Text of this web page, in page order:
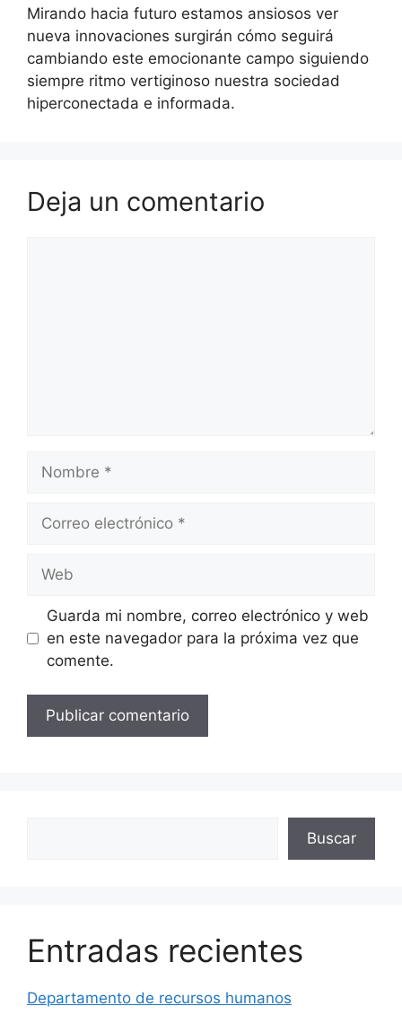
Mirando hacia futuro estamos ansiosos ver
nueva innovaciones surgirán cómo seguirá
cambiando este emocionante campo siguiendo
siempre ritmo vertiginoso nuestra sociedad
hiperconectada e informada.
Deja un comentario
electrónico
Guarda mi nombre, correo electrónico y web
en este navegador para la próxima vez que
comente.
Buscar
Entradas recientes
Departamento de recursos humanos